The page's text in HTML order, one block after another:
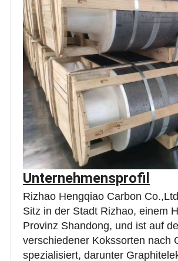
Unternehmensprofil
Rizhao Hengqiao Carbon
Sitz in der Stadt Rizhao, einem
Provinz Shandong, und ist auf
verschiedener Kokssorten nach
spezialisiert, darunter